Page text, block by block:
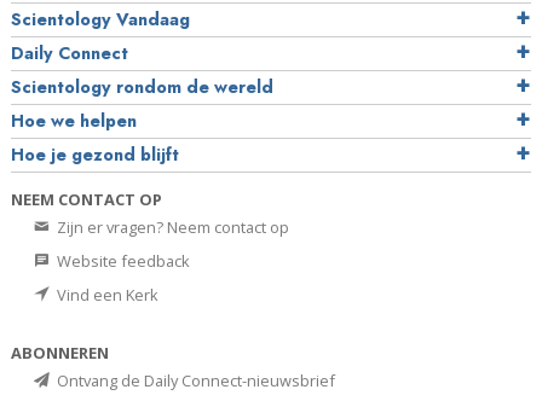
Scientology Vandaag
Daily Connect
Scientology rondom de wereld
Hoe we helpen
Hoe je gezond blijft
NEEM CONTACT OP
Zijn er vragen? Neem contact op
Website feedback
Vind een Kerk
ABONNEREN
Ontvang de Daily Connect-nieuwsbrief